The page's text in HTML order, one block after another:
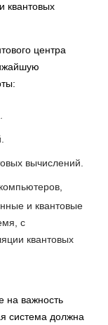
квантовых
центра
вычислений.
и квантовые
с
квантовых
на важность
система должна